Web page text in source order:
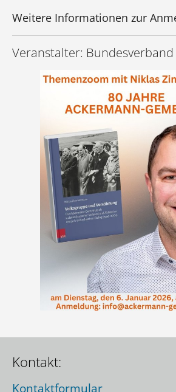
Weitere Informationen zur
Veranstalter: Bundesverband
Kontakt:
Kontaktformular